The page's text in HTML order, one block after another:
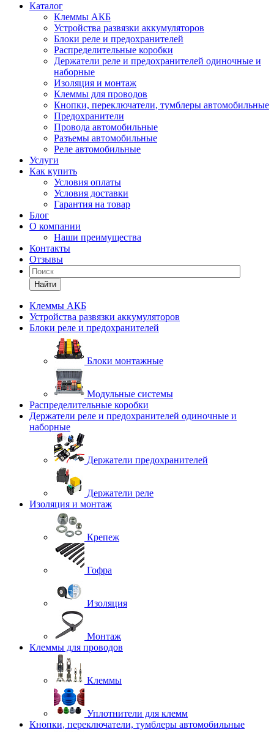
Каталог
Клеммы АКБ
Устройства развязки аккумуляторов
Блоки реле и предохранителей
Распределительные коробки
Держатели реле и предохранителей одиночные и
наборные
Изоляция и монтаж
Клеммы для проводов
Кнопки, переключатели, тумблеры автомобильные
Предохранители
Провода автомобильные
Разъемы автомобильные
Реле автомобильные
Услуги
Как купить
Условия оплаты
Условия доставки
Гарантия на товар
Блог
О компании
Наши преимущества
Контакты
Отзывы
Найти
Клеммы АКБ
Устройства развязки аккумуляторов
Блоки реле и предохранителей
Блоки монтажные
Модульные системы
Распределительные коробки
Держатели реле и предохранителей одиночные и
наборные
Держатели предохранителей
Держатели реле
Изоляция и монтаж
Крепеж
Гофра
Изоляция
Монтаж
Клеммы для проводов
Клеммы
Уплотнители для клемм
Кнопки, переключатели, тумблеры автомобильные